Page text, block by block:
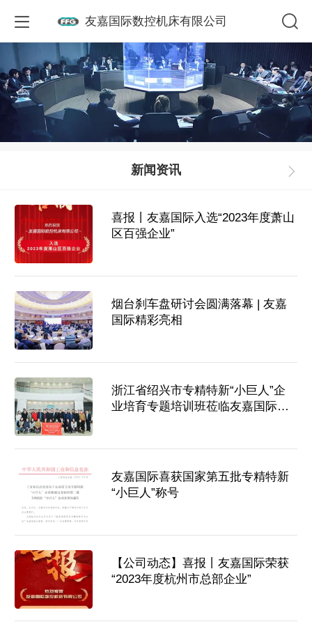
友嘉国际数控机床有限公司
新闻资讯
喜报丨友嘉国际入选“2023年度萧山
区百强企业”
烟台刹车盘研讨会圆满落幕 | 友嘉
国际精彩亮相
浙江省绍兴市专精特新“小巨人”企
业培育专题培训班莅临友嘉国际参
友嘉国际喜获国家第五批专精特新
“小巨人”称号
【公司动态】喜报丨友嘉国际荣获
“2023年度杭州市总部企业”